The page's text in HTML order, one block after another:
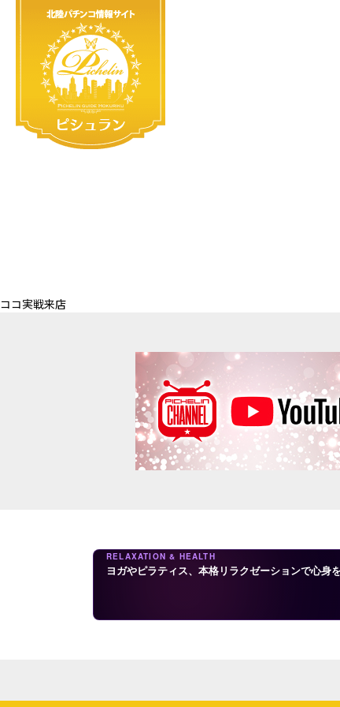
ココ実戦来店
RELAXATION & HEALTH
ヨガやピラティス、本格リラクゼーションで心身